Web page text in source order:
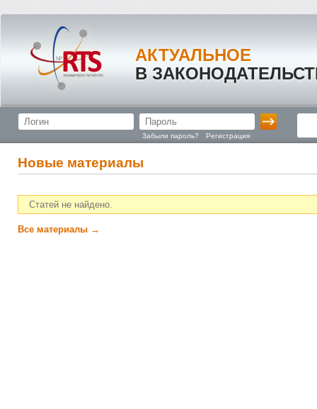
АКТУАЛЬНОЕ
В
Забыли пароль? Регистрация
Новые материалы
Статей не найдено.
Все материалы →